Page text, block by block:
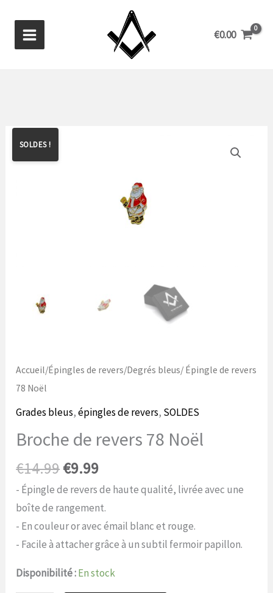
contenu
€0.00
SOLDES !
Accueil/Épingles de revers/Degrés bleus/ Épingle de revers
78 Noël
Grades bleus,épingles de revers, SOLDES
Broche de revers 78 Noël
€14.99Le
prix
initial
était
de
€.
€9.99Le
prix
actuel
est
de
€.
- Épingle de revers de haute qualité, livrée avec une
boîte de rangement.
- En couleur or avec émail blanc et rouge.
- Facile à attacher grâce à un subtil fermoir papillon.
Disponibilité :En stock